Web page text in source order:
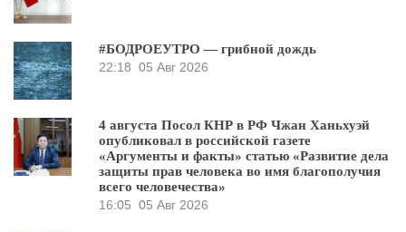
#БОДРОЕУТРО — грибной дождь
22:18 05 Авг 2026
4 августа Посол КНР в РФ Чжан Ханьхуэй
опубликовал в российской газете
«Аргументы и факты» статью «Развитие дела
защиты прав человека во имя благополучия
всего человечества»
16:05 05 Авг 2026